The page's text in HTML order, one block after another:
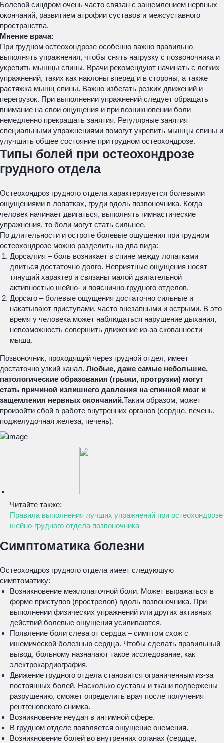
Болевой синдром очень часто связан с защемлением нервных
окончаний, развитием атрофии суставов и межсуставного
пространства.
Мнение врача:
При грудном остеохондрозе особенно важно правильно
выполнять упражнения, чтобы снять нагрузку с позвоночника и
укрепить мышцы спины. Врачи рекомендуют начинать с легких
упражнений, таких как наклоны вперед и в стороны, а также
растяжка мышц спины. Важно избегать резких движений и
перегрузок. При выполнении упражнений следует обращать
внимание на свои ощущения и при возникновении боли
немедленно прекращать занятия. Регулярные занятия
специальными упражнениями помогут укрепить мышцы спины и
улучшить общее состояние при грудном остеохондрозе.
Типы болей при остеохондрозе
грудного отдела
Остеохондроз грудного отдела характеризуется болевыми
ощущениями в лопатках, груди вдоль позвоночника. Когда
человек начинает двигаться, выполнять гимнастические
упражнения, то боли могут стать сильнее.
По длительности и остроте болевые ощущения при грудном
остеохондрозе можно разделить на два вида:
Дорсалгия – боль возникает в спине между лопатками
длиться достаточно долго. Неприятные ощущения носят
тянущий характер и связаны малой двигательной
активностью шейно- и пояснично-грудного отделов.
Дорсаго – болевые ощущения достаточно сильные и
накатывают приступами, часто внезапными и острыми. В это
время у человека может наблюдаться нарушение дыхания,
невозможность совершить движение из-за скованности
мышц.
Позвоночник, проходящий через грудной отдел, имеет
достаточно узкий канал. Любые, даже самые небольшие,
патологические образования (грыжи, протрузии) могут
стать причиной излишнего давления на спинной мозг и
защемления нервных окончаний.Таким образом, может
произойти сбой в работе внутренних органов (сердце, печень,
поджелудочная железа, печень).
Читайте также:
Правила выполнения лучших упражнений при остеохондрозе
шейно-грудного отдела позвоночника
Симптоматика болезни
Остеохондроз грудного отдела имеет следующую
симптоматику:
Возникновение межлопаточной боли. Может выражаться в
форме приступов (прострелов) вдоль позвоночника. При
выполнении физических упражнений или других активных
действий болевые ощущения усиливаются.
Появление боли слева от сердца – симптом схож с
ишемической болезнью сердца. Чтобы сделать правильный
вывод, больному назначают такое исследование, как
электрокардиография.
Движение грудного отдела становится ограниченным из-за
постоянных болей. Насколько суставы и ткани подвержены
разрушению, сможет определить врач после получения
рентгеновского снимка.
Возникновение неудач в интимной сфере.
В грудном отделе появляется ощущение онемения.
Возникновение болей во внутренних органах (сердце,